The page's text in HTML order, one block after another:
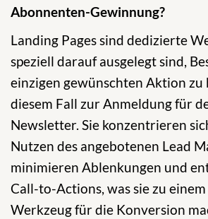
Abonnenten-Gewinnung?
Landing Pages sind dedizierte
speziell darauf ausgelegt sind,
einzigen gewünschten Aktion zu
diesem Fall zur Anmeldung für
Newsletter. Sie konzentrieren
Nutzen des angebotenen Lead
minimieren Ablenkungen und
Call-to-Actions, was sie zu
Werkzeug für die Konversion